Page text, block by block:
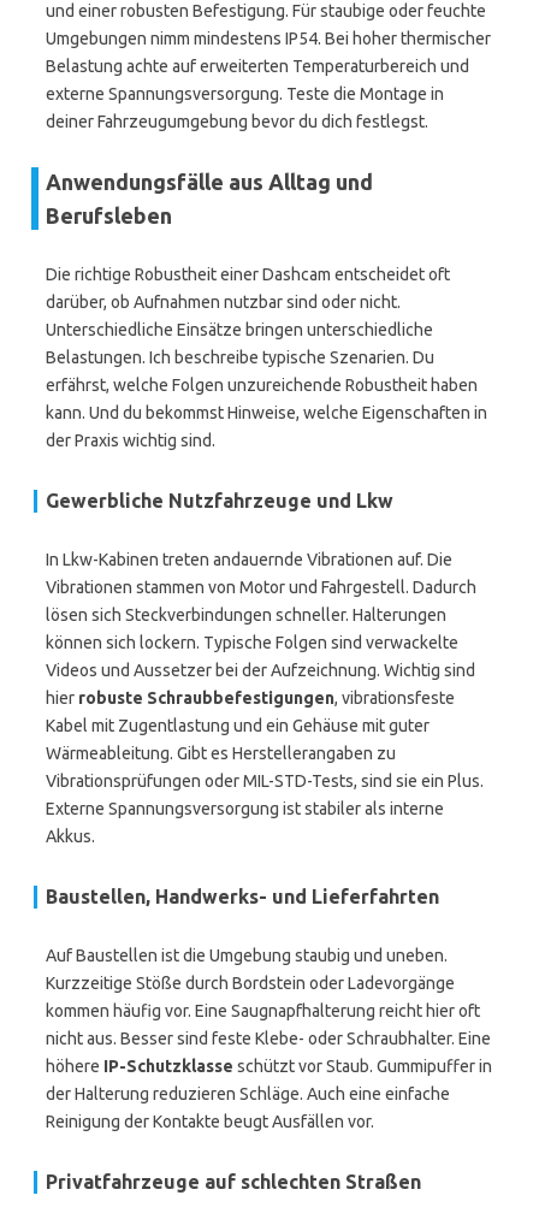
und einer robusten Befestigung. Für staubige oder feuchte
Umgebungen nimm mindestens IP54. Bei hoher thermischer
Belastung achte auf erweiterten Temperaturbereich und
externe Spannungsversorgung. Teste die Montage in
deiner Fahrzeugumgebung bevor du dich festlegst.
Anwendungsfälle aus Alltag und
Berufsleben
Die richtige Robustheit einer Dashcam entscheidet oft
darüber, ob Aufnahmen nutzbar sind oder nicht.
Unterschiedliche Einsätze bringen unterschiedliche
Belastungen. Ich beschreibe typische Szenarien. Du
erfährst, welche Folgen unzureichende Robustheit haben
kann. Und du bekommst Hinweise, welche Eigenschaften in
der Praxis wichtig sind.
Gewerbliche Nutzfahrzeuge und Lkw
In Lkw-Kabinen treten andauernde Vibrationen auf. Die
Vibrationen stammen von Motor und Fahrgestell. Dadurch
lösen sich Steckverbindungen schneller. Halterungen
können sich lockern. Typische Folgen sind verwackelte
Videos und Aussetzer bei der Aufzeichnung. Wichtig sind
hier robuste Schraubbefestigungen, vibrationsfeste
Kabel mit Zugentlastung und ein Gehäuse mit guter
Wärmeableitung. Gibt es Herstellerangaben zu
Vibrationsprüfungen oder MIL-STD-Tests, sind sie ein Plus.
Externe Spannungsversorgung ist stabiler als interne
Akkus.
Baustellen, Handwerks- und Lieferfahrten
Auf Baustellen ist die Umgebung staubig und uneben.
Kurzzeitige Stöße durch Bordstein oder Ladevorgänge
kommen häufig vor. Eine Saugnapfhalterung reicht hier oft
nicht aus. Besser sind feste Klebe- oder Schraubhalter. Eine
höhere IP-Schutzklasse schützt vor Staub. Gummipuffer in
der Halterung reduzieren Schläge. Auch eine einfache
Reinigung der Kontakte beugt Ausfällen vor.
Privatfahrzeuge auf schlechten Straßen